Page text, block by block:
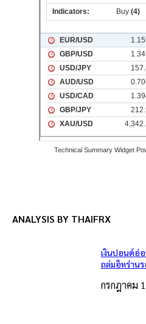
Technical Summary Widget
ANALYSIS BY THAIFRX
เงินปอนด์อ่
ถล่มอิหร่าน
กรกฎาคม